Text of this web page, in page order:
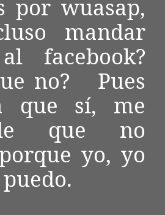
por wuasap,
mandar
al facebook?
no?
Pues
que sí, me
que no
yo, yo